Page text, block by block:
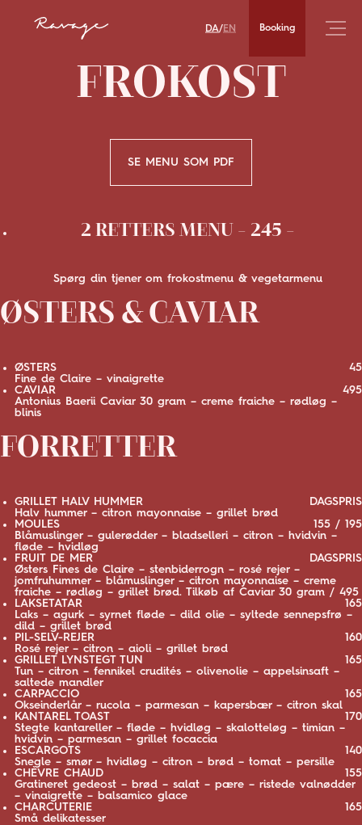
DA/EN Booking
FROKOST
SE MENU SOM PDF
2 RETTERS MENU - 245 -
Spørg din tjener om frokostmenu & vegetarmenu
ØSTERS & CAVIAR
ØSTERS
45
Fine de Claire – vinaigrette
CAVIAR
495
Antonius Baerii Caviar 30 gram – creme fraiche – rødløg –
blinis
FORRETTER
GRILLET HALV HUMMER
DAGSPRIS
Halv hummer – citron mayonnaise – grillet brød
MOULES
155 / 195
Blåmuslinger – gulerødder – bladselleri – citron – hvidvin –
fløde – hvidløg
FRUIT DE MER
DAGSPRIS
Østers Fines de Claire – stenbiderrogn – rosé rejer –
jomfruhummer – blåmuslinger – citron mayonnaise – creme
fraiche – rødløg – grillet brød. Tilkøb af Caviar 30 gram / 495
LAKSETATAR
165
Laks – agurk – syrnet fløde – dild olie – syltede sennepsfrø –
dild – grillet brød
PIL-SELV-REJER
160
Rosé rejer – citron – aioli – grillet brød
GRILLET LYNSTEGT TUN
165
Tun – citron – fennikel crudités – olivenolie – appelsinsaft –
saltede mandler
CARPACCIO
165
Okseinderlår – rucola – parmesan – kapersbær – citron skal
KANTAREL TOAST
170
Stegte kantareller – fløde – hvidløg – skalotteløg – timian –
hvidvin – parmesan – grillet focaccia
ESCARGOTS
140
Snegle – smør – hvidløg – citron – brød – tomat – persille
CHÈVRE CHAUD
155
Gratineret gedeost – brød – salat – pære – ristede valnødder
– vinaigrette – balsamico glace
CHARCUTERIE
165
Små delikatesser